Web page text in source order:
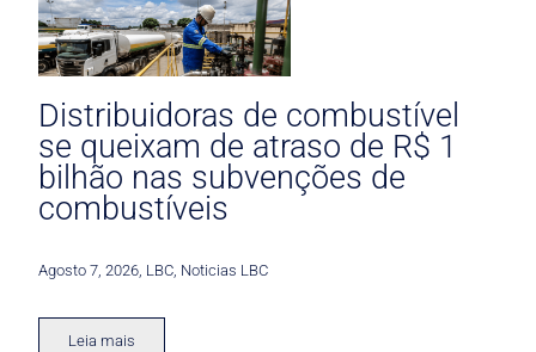
Distribuidoras de combustível
se queixam de atraso de R$ 1
bilhão nas subvenções de
combustíveis
Agosto 7, 2026 LBC Noticias LBC
Leia mais